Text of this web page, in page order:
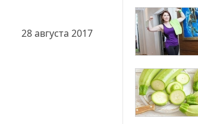
28 августа 2017